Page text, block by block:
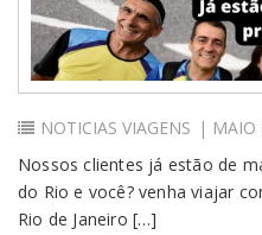
NOTICIAS VIAGENS | MAIO
Nossos clientes já estão de
do Rio e você? venha viajar
Rio de Janeiro […]